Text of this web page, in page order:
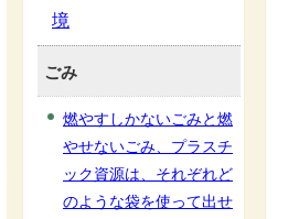
境
ごみ
燃やすしかないごみと燃
やせないごみ、プラスチ
ック資源は、それぞれど
のような袋を使って出せ